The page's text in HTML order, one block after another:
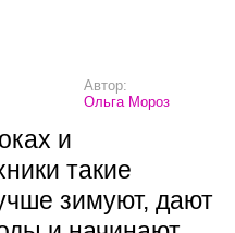
Автор:
Ольга Мороз
и
такие
зимуют, дают